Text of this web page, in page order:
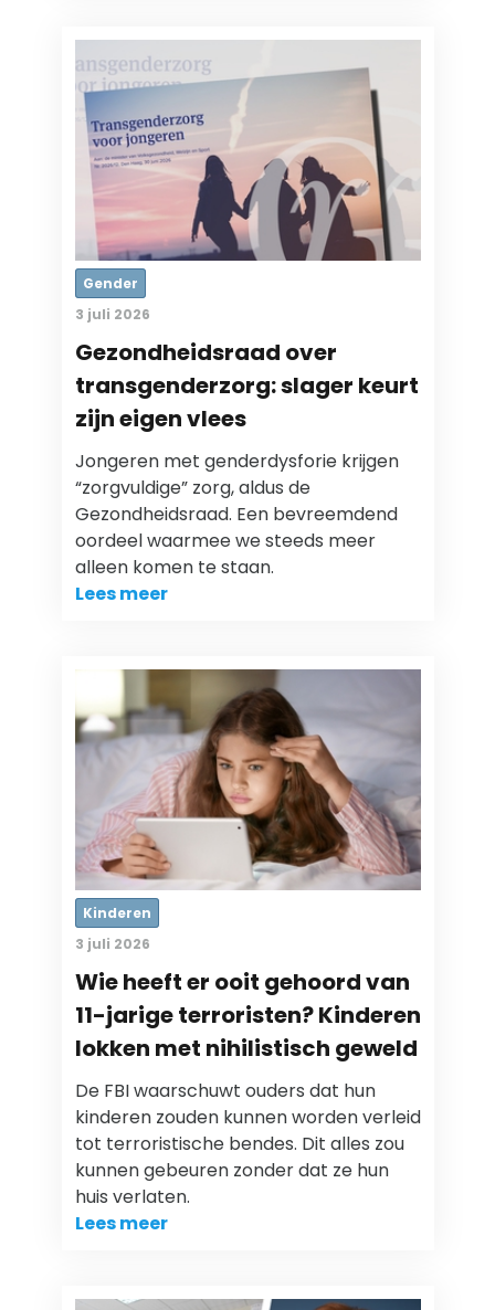
Gender
3 juli 2026
Gezondheidsraad over
transgenderzorg: slager keurt
zijn eigen vlees
Jongeren met genderdysforie krijgen
“zorgvuldige” zorg, aldus de
Gezondheidsraad. Een bevreemdend
oordeel waarmee we steeds meer
alleen komen te staan.
Lees meer
Kinderen
3 juli 2026
Wie heeft er ooit gehoord van
11-jarige terroristen? Kinderen
lokken met nihilistisch geweld
De FBI waarschuwt ouders dat hun
kinderen zouden kunnen worden verleid
tot terroristische bendes. Dit alles zou
kunnen gebeuren zonder dat ze hun
huis verlaten.
Lees meer